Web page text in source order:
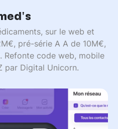
sur le web et
pré-série A A de 10M€,
Refonte code web, mobile
par Digital Unicorn.